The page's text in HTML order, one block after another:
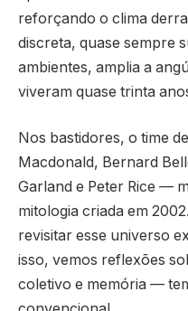
reforçando o clima
discreta, quase sempre
ambientes, amplia a
viveram quase trinta
Nos bastidores, o time
Macdonald, Bernard
Garland e Peter Rice —
mitologia criada em
revisitar esse universo
isso, vemos reflexões
coletivo e memória —